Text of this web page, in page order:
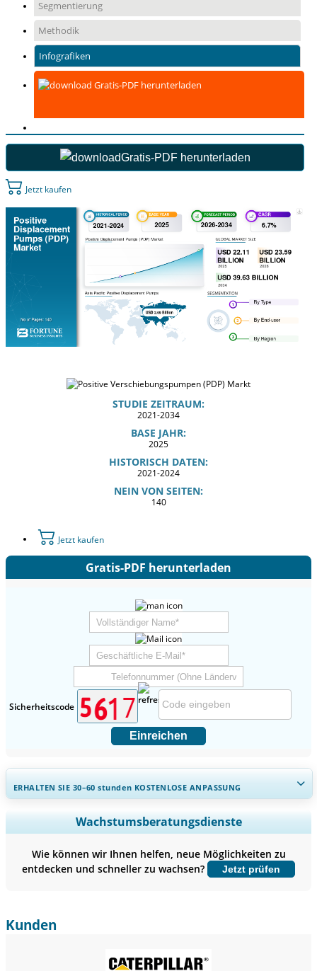
Segmentierung
Methodik
Infografiken
Gratis-PDF herunterladen
Gratis-PDF herunterladen
Jetzt kaufen
STUDIE ZEITRAUM:
2021-2034
BASE JAHR:
2025
HISTORISCH DATEN:
2021-2024
NEIN VON SEITEN:
140
Jetzt kaufen
Gratis-PDF herunterladen
Sicherheitscode
Einreichen
ERHALTEN SIE 30–60stunden KOSTENLOSE ANPASSUNG
Regionale und länderspezifische Abdeckung erweitern,
Segmentanalyse, Unternehmensprofile, Wettbewerbs-
Jetzt anpassen
Wachstumsberatungsdienste
Wie können wir Ihnen helfen, neue Möglichkeiten zu
entdecken und schneller zu wachsen?
Jetzt prüfen
Kunden